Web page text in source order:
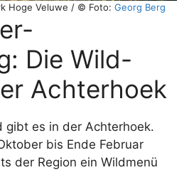
Hoge Veluwe / © Foto: Georg Berg
Die Wild-
Achterhoek
gibt es in der Achterhoek.
bis Ende Februar
der Region ein Wildmenü